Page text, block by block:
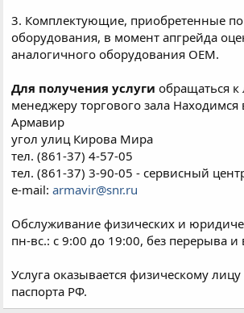
3. Комплектующие, приобретенные
оборудования, в момент апгрейда
аналогичного оборудования OEM.
Для получения услуги обращаться
менеджеру торгового зала Находимся
Армавир
угол улиц Кирова Мира
тел. (861-37) 4-57-05
тел. (861-37) 3-90-05 - сервисный
e-mail:armavir@snr.ru
Обслуживание физических и
пн-вс.: с 9:00 до 19:00, без перерыва
Услуга оказывается физическому
паспорта РФ.